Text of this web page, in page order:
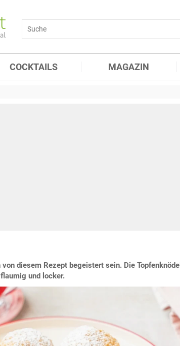
COCKTAILS MAGAZIN
diesem Rezept begeistert sein. Die Topfenknödel
und locker.